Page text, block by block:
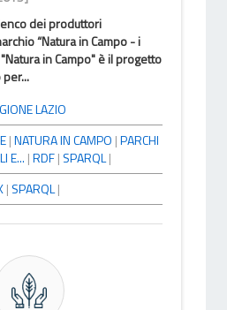
dei produttori
“Natura in Campo - i
in Campo" è il progetto
LAZIO
|NATURA IN CAMPO |PARCHI
E... |RDF| SPARQL|
| SPARQL|